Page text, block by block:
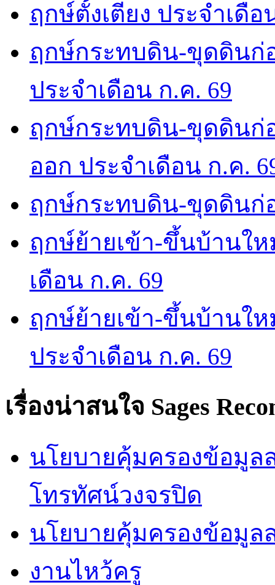
ฤกษ์ตั้งเตียง ประจำเดือ
ฤกษ์กระทบดิน-ขุดดินก่
ประจำเดือน ก.ค. 69
ฤกษ์กระทบดิน-ขุดดินก่
ออก ประจำเดือน ก.ค.
ฤกษ์กระทบดิน-ขุดดินก่
ฤกษ์ย้ายเข้า-ขึ้นบ้านใ
เดือน ก.ค. 69
ฤกษ์ย้ายเข้า-ขึ้นบ้านใ
ประจำเดือน ก.ค. 69
เรื่องน่าสนใจ Sages
นโยบายคุ้มครองข้อมูล
โทรทัศน์วงจรปิด
นโยบายคุ้มครองข้อมูล
งานไหว้ครู